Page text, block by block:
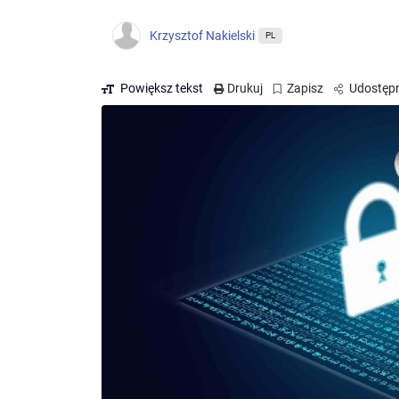
Krzysztof Nakielski PL
Powiększ tekst Drukuj Zapisz